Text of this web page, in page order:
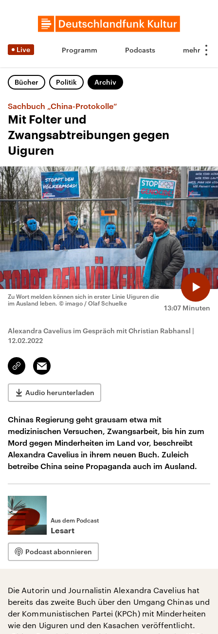
Live Programm Podcasts
Bücher Politik Archiv
Sachbuch „China-Protokolle“
Mit Folter und
Zwangsabtreibungen gegen
Uiguren
13:07 Minuten
Zu Wort melden können sich in erster Linie Uiguren die
im Ausland leben. © imago / Olaf Schuelke
Alexandra Cavelius im Gespräch mit Christian Rabhansl |
12.02.2022
Link
kopieren/teilen
Email
Audio herunterladen
Chinas Regierung geht grausam etwa mit
medizinischen Versuchen, Zwangsarbeit, bis hin zum
Mord gegen Minderheiten im Land vor, beschreibt
Alexandra Cavelius in ihrem neuen Buch. Zuleich
betreibe China seine Propaganda auch im Ausland.
Aus dem Podcast
Lesart
Podcast abonnieren
Die Autorin und Journalistin Alexandra Cavelius hat
bereits das zweite Buch über den Umgang Chinas und
der Kommunistischen Partei (KPCh) mit Minderheiten
wie den Uiguren und den Kasachen veröffentlicht.